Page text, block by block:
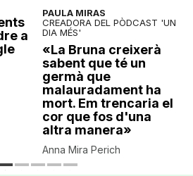
a
PAULA MIRAS
CREADORA DEL PÒDCAST 'UN
DIA MÉS'
«La Bruna creixerà
sabent que té un
germà que
malauradament ha
mort. Em trencaria el
cor que fos d'una
altra manera»
Anna Mira Perich